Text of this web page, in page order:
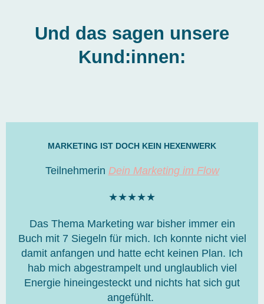
Und das sagen unsere
Kund:innen:
MARKETING IST DOCH KEIN HEXENWERK
Teilnehmerin Dein Marketing im Flow
★★★★★
w
e
r
t
e
Das Thema Marketing war bisher immer ein
Buch mit 7 Siegeln für mich. Ich konnte nicht viel
damit anfangen und hatte echt keinen Plan. Ich
hab mich abgestrampelt und unglaublich viel
Energie hineingesteckt und nichts hat sich gut
angefühlt.